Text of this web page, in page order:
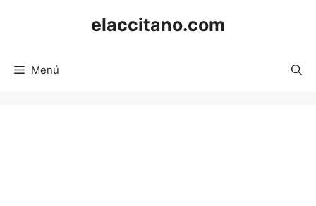
elaccitano.com
Menú